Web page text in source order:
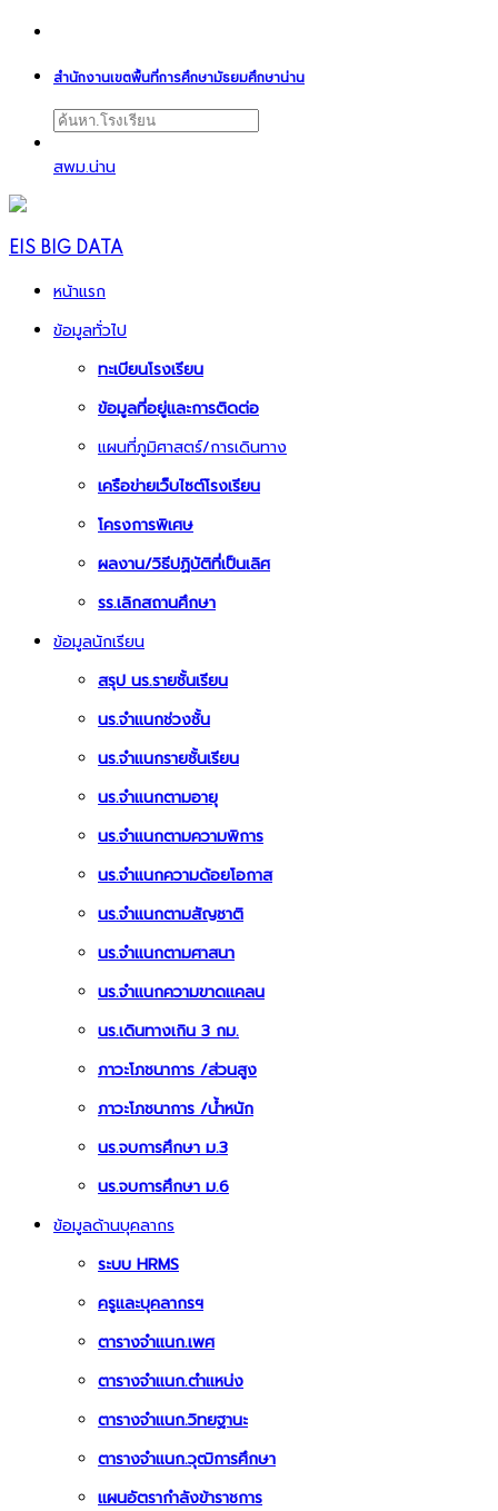
สำนักงานเขตพื้นที่การศึกษามัธยมศึกษาน่าน
สพม.น่าน
EIS BIG DATA
หน้าแรก
ข้อมูลทั่วไป
ทะเบียนโรงเรียน
ข้อมูลที่อยู่และการติดต่อ
แผนที่ภูมิศาสตร์/การเดินทาง
เครือข่ายเว็บไซต์โรงเรียน
โครงการพิเศษ
ผลงาน/วิธีปฏิบัติที่เป็นเลิศ
รร.เลิกสถานศึกษา
ข้อมูลนักเรียน
สรุป นร.รายชั้นเรียน
นร.จำแนกช่วงชั้น
นร.จำแนกรายชั้นเรียน
นร.จำแนกตามอายุ
นร.จำแนกตามความพิการ
นร.จำแนกความด้อยโอกาส
นร.จำแนกตามสัญชาติ
นร.จำแนกตามศาสนา
นร.จำแนกความขาดแคลน
นร.เดินทางเกิน 3 กม.
ภาวะโภชนาการ /ส่วนสูง
ภาวะโภชนาการ /น้ำหนัก
นร.จบการศึกษา ม.3
นร.จบการศึกษา ม.6
ข้อมูลด้านบุคลากร
ระบบ HRMS
ครูและบุคลากรฯ
ตารางจำแนก.เพศ
ตารางจำแนก.ตำแหน่ง
ตารางจำแนก.วิทยฐานะ
ตารางจำแนก.วุฒิการศึกษา
แผนอัตรากำลังข้าราชการ